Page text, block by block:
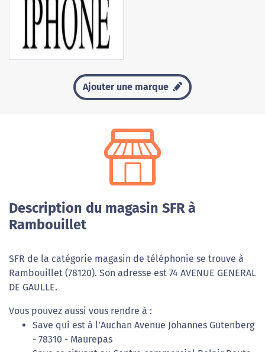
Ajouter une marque
Description du magasin SFR à
Rambouillet
SFR de la catégorie magasin de téléphonie se trouve à
Rambouillet (78120). Son adresse est 74 AVENUE GENERAL
DE GAULLE.
Vous pouvez aussi vous rendre à :
Save qui est à l'Auchan Avenue Johannes Gutenberg
- 78310 - Maurepas